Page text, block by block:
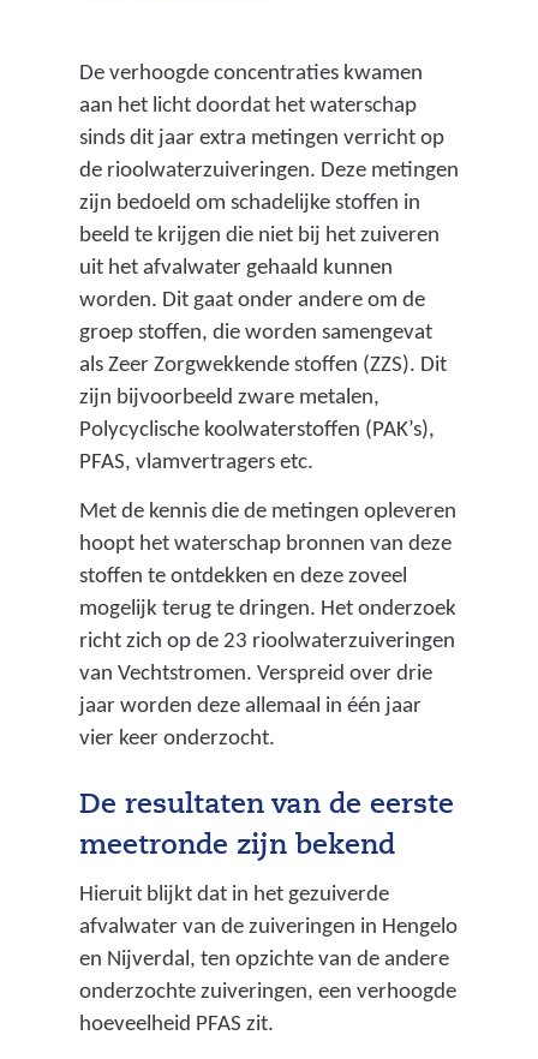
De verhoogde concentraties kwamen
aan het licht doordat het waterschap
sinds dit jaar extra metingen verricht op
de rioolwaterzuiveringen. Deze metingen
zijn bedoeld om schadelijke stoffen in
beeld te krijgen die niet bij het zuiveren
uit het afvalwater gehaald kunnen
worden. Dit gaat onder andere om de
groep stoffen, die worden samengevat
als Zeer Zorgwekkende stoffen (ZZS). Dit
zijn bijvoorbeeld zware metalen,
Polycyclische koolwaterstoffen (PAK’s),
PFAS, vlamvertragers etc.
Met de kennis die de metingen opleveren
hoopt het waterschap bronnen van deze
stoffen te ontdekken en deze zoveel
mogelijk terug te dringen. Het onderzoek
richt zich op de 23 rioolwaterzuiveringen
van Vechtstromen. Verspreid over drie
jaar worden deze allemaal in één jaar
vier keer onderzocht.
De resultaten van de eerste
meetronde zijn bekend
Hieruit blijkt dat in het gezuiverde
afvalwater van de zuiveringen in Hengelo
en Nijverdal, ten opzichte van de andere
onderzochte zuiveringen, een verhoogde
hoeveelheid PFAS zit.